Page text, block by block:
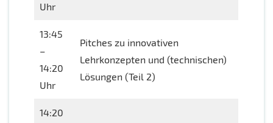
Uhr
13:45
–
14:20
Uhr
Pitches zu innovativen
Lehrkonzepten und (technischen)
Lösungen (Teil 2)
14:20